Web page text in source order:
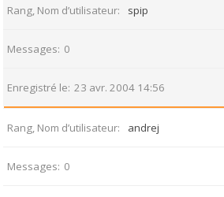
Rang, Nom d’utilisateur spip
Messages 0
Enregistré le 23 avr. 2004 14:56
Rang, Nom d’utilisateur andrej
Messages 0